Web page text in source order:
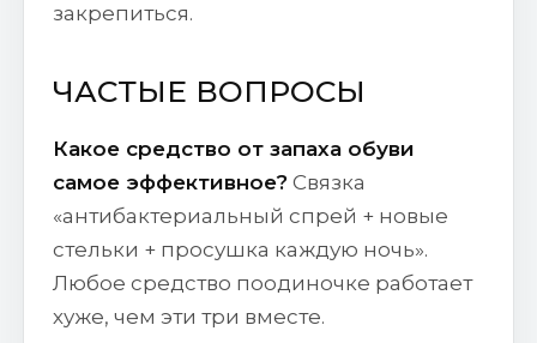
закрепиться.
ЧАСТЫЕ ВОПРОСЫ
Какое средство от запаха обуви
самое эффективное? Связка
«антибактериальный спрей + новые
стельки + просушка каждую ночь».
Любое средство поодиночке работает
хуже, чем эти три вместе.